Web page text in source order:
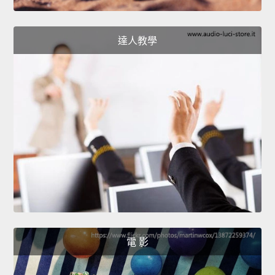
達人教學
電 影